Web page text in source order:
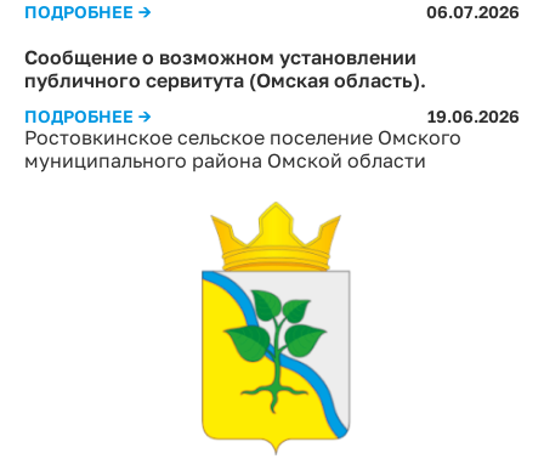
Ростовкинское сельское поселение Омского
муниципального района Омской области
ПОДРОБНЕЕ → 06.07.2026
Сообщение о возможном установлении
публичного сервитута (Омская область).
ПОДРОБНЕЕ → 19.06.2026